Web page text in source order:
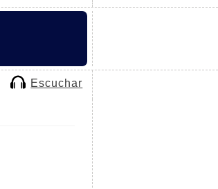
Escuchar